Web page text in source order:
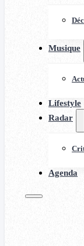
Musique
Lifestyle
Radar
Agenda